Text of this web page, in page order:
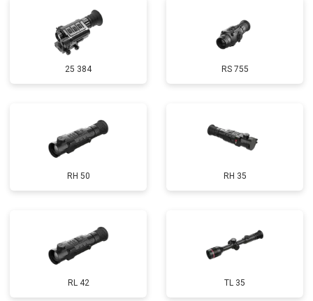
25 384 RS 755
RH 50 RH 35
RL 42 TL 35